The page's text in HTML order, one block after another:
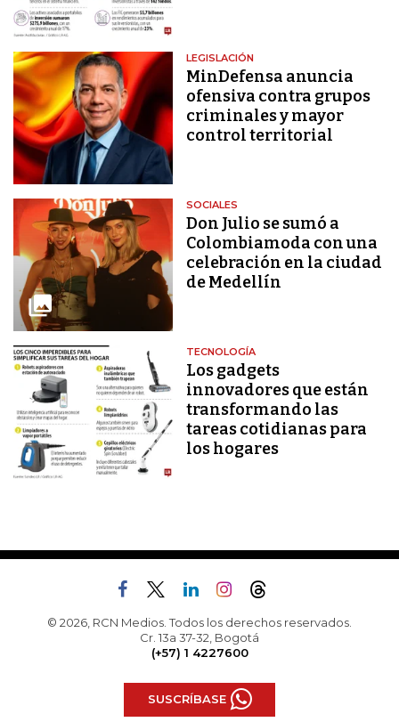
LEGISLACIÓN
MinDefensa anuncia
ofensiva contra grupos
criminales y mayor
control territorial
SOCIALES
Don Julio se sumó a
Colombiamoda con una
celebración en la ciudad
de Medellín
TECNOLOGÍA
Los gadgets
innovadores que están
transformando las
tareas cotidianas para
los hogares
© 2026, RCN Medios. Todos los derechos reservados.
Cr. 13a 37-32, Bogotá
(+57) 1 4227600
SUSCRÍBASE